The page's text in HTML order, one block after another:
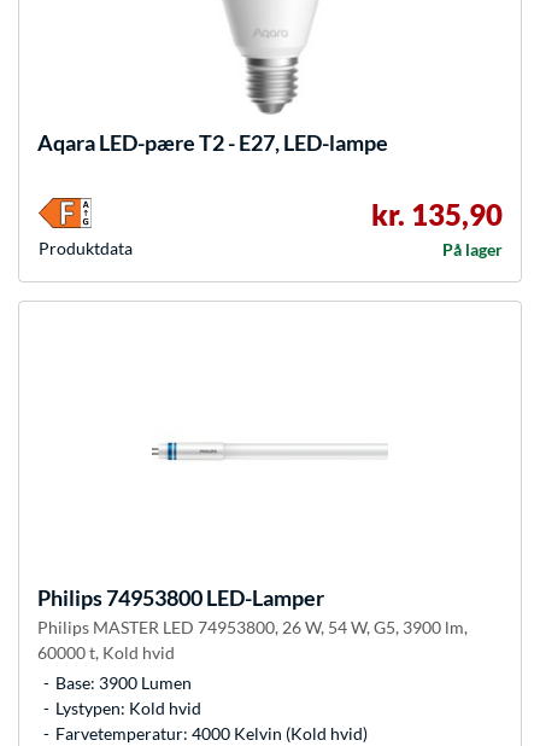
AqaraLED-pære T2 - E27, LED-lampe
kr. 135,90
På lager
Produkt­data
Philips74953800 LED-Lamper
Philips MASTER LED 74953800, 26 W, 54 W, G5, 3900 lm,
60000 t, Kold hvid
Base: 3900 Lumen
Lystypen: Kold hvid
Farvetemperatur: 4000 Kelvin (Kold hvid)